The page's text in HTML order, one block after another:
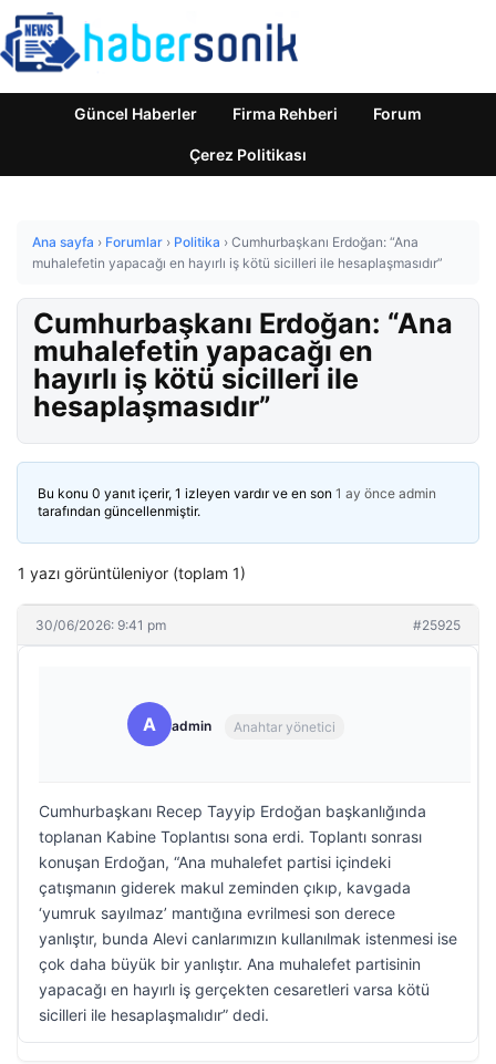
Güncel Haberler Firma Rehberi Forum
Çerez Politikası
Ana sayfa › Forumlar › Politika › Cumhurbaşkanı Erdoğan: “Ana
muhalefetin yapacağı en hayırlı iş kötü sicilleri ile hesaplaşmasıdır”
Cumhurbaşkanı Erdoğan: “Ana
muhalefetin yapacağı en
hayırlı iş kötü sicilleri ile
hesaplaşmasıdır”
Bu konu 0 yanıt içerir, 1 izleyen vardır ve en son 1 ay önce admin
tarafından güncellenmiştir.
1 yazı görüntüleniyor (toplam 1)
30/06/2026: 9:41 pm #25925
A admin Anahtar yönetici
Cumhurbaşkanı Recep Tayyip Erdoğan başkanlığında
toplanan Kabine Toplantısı sona erdi. Toplantı sonrası
konuşan Erdoğan, “Ana muhalefet partisi içindeki
çatışmanın giderek makul zeminden çıkıp, kavgada
‘yumruk sayılmaz’ mantığına evrilmesi son derece
yanlıştır, bunda Alevi canlarımızın kullanılmak istenmesi ise
çok daha büyük bir yanlıştır. Ana muhalefet partisinin
yapacağı en hayırlı iş gerçekten cesaretleri varsa kötü
sicilleri ile hesaplaşmalıdır” dedi.